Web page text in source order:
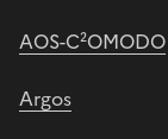
AOS-C²OMODO
Argos